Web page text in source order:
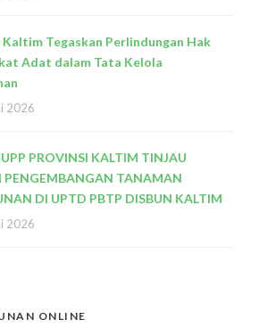
Kaltim Tegaskan Perlindungan Hak
Adat dalam Tata Kelola
2026
PROVINSI KALTIM TINJAU
PENGEMBANGAN TANAMAN
DI UPTD PBTP DISBUN KALTIM
2026
ONLINE